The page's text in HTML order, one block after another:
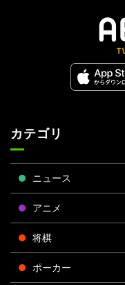
カテゴリ
ニュース
アニメ
将棋
ポーカー